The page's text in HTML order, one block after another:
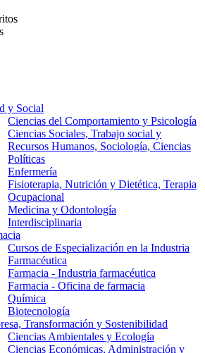
y Social
Ciencias del Comportamiento y Psicología
Ciencias Sociales, Trabajo social y
Recursos Humanos, Sociología, Ciencias
Políticas
Enfermería
Fisioterapia, Nutrición y Dietética, Terapia
Ocupacional
Medicina y Odontología
Interdisciplinaria
Cursos de Especialización en la Industria
Farmacéutica
Farmacia - Industria farmacéutica
Farmacia - Oficina de farmacia
Química
Biotecnología
Transformación y Sostenibilidad
Ciencias Ambientales y Ecología
Ciencias Económicas, Administración y